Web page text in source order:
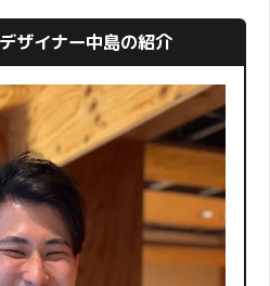
ザイナー中島の紹介